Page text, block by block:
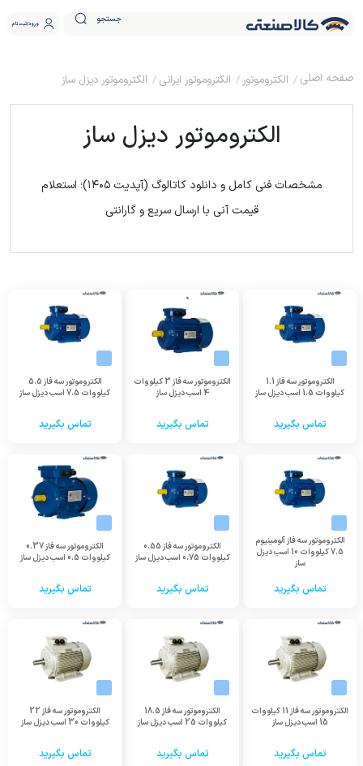
جستجو ورود ثبت نام
الکتروموتور الکتروموتور ایرانی الکتروموتور دیزل ساز
الکتروموتور دیزل ساز
مشخصات فنی کامل و دانلود کاتالوگ (آپدیت ۱۴۰۵)؛ استعلام
قیمت آنی با ارسال سریع و گارانتی
الکتروموتور سه فاز 1.1
کیلووات 1.5 اسب دیزل ساز
تماس بگیرید
الکتروموتور سه فاز 3 کیلووات
4 اسب دیزل ساز
تماس بگیرید
الکتروموتور سه فاز 5.5
کیلووات 7.5 اسب دیزل ساز
تماس بگیرید
الکتروموتور سه فاز آلومینیوم
7.5 کیلووات 10 اسب دیزل
ساز
تماس بگیرید
الکتروموتور سه فاز 0.55
کیلووات 0.75 اسب دیزل ساز
تماس بگیرید
الکتروموتور سه فاز 0.37
کیلووات 0.5 اسب دیزل ساز
تماس بگیرید
الکتروموتور سه فاز 11 کیلووات
15 اسب دیزل ساز
تماس بگیرید
الکتروموتور سه فاز 18.5
کیلووات 25 اسب دیزل ساز
تماس بگیرید
الکتروموتور سه فاز 22
کیلووات 30 اسب دیزل ساز
تماس بگیرید